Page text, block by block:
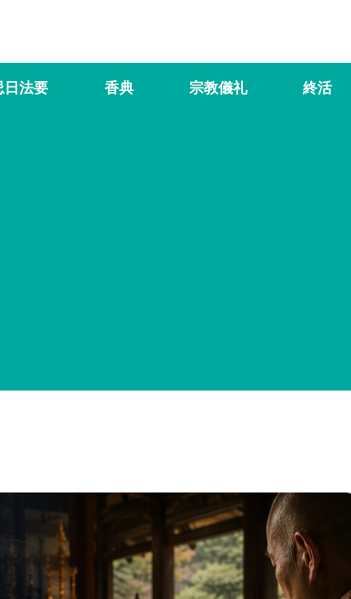
日法要 香典 宗教儀礼 終活
から現代の意義までわかりやすく紹介